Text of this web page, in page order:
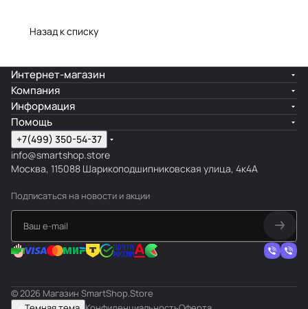
Назад к списку
Интернет-магазин
Компания
Информация
Помощь
+7(499) 350-54-37
info@smartshop.store
Москва, 115088 Шарикоподшипниковская улица, 4к4А
Подписаться на новости и акции
© 2026 Магазин SmartShop.Store